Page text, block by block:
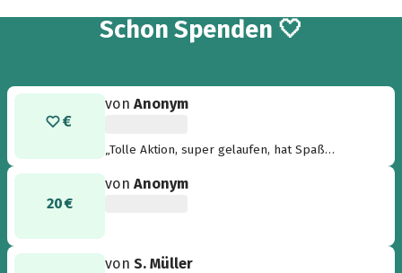
Schon 5
Spenden 🤍
vonAnonym
„Tolle Aktion, super gelaufen, hat Spaß
20 €
vonAnonym
vonS. Müller